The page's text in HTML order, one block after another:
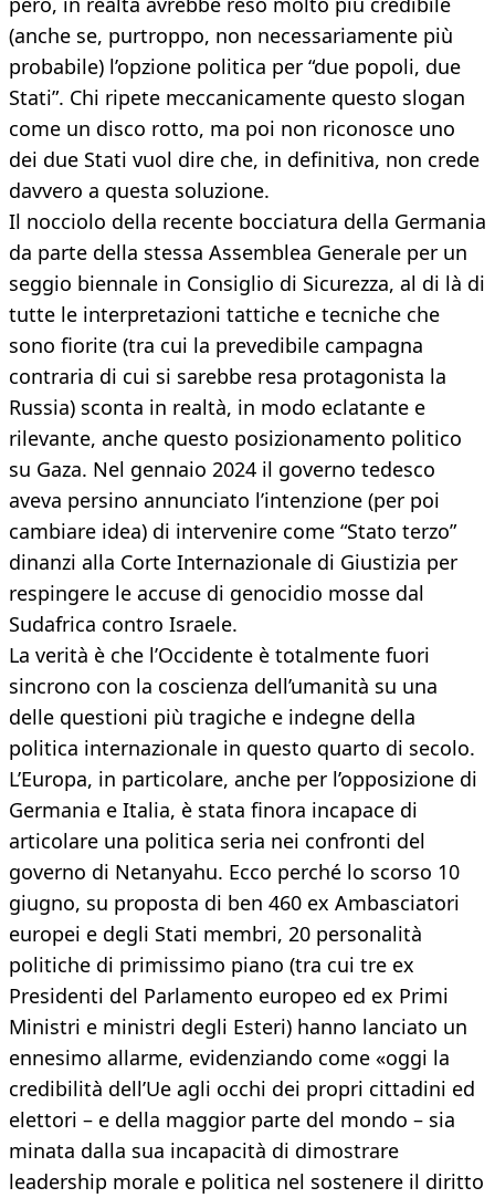
(anche se, purtroppo, non necessariamente più
probabile) l’opzione politica per “due popoli, due
Stati”. Chi ripete meccanicamente questo slogan
come un disco rotto, ma poi non riconosce uno
dei due Stati vuol dire che, in definitiva, non crede
davvero a questa soluzione.
Il nocciolo della recente bocciatura della Germania
da parte della stessa Assemblea Generale per un
seggio biennale in Consiglio di Sicurezza, al di là di
tutte le interpretazioni tattiche e tecniche che
sono fiorite (tra cui la prevedibile campagna
contraria di cui si sarebbe resa protagonista la
Russia) sconta in realtà, in modo eclatante e
rilevante, anche questo posizionamento politico
su Gaza. Nel gennaio 2024 il governo tedesco
aveva persino annunciato l’intenzione (per poi
cambiare idea) di intervenire come “Stato terzo”
dinanzi alla Corte Internazionale di Giustizia per
respingere le accuse di genocidio mosse dal
Sudafrica contro Israele.
La verità è che l’Occidente è totalmente fuori
sincrono con la coscienza dell’umanità su una
delle questioni più tragiche e indegne della
politica internazionale in questo quarto di secolo.
L’Europa, in particolare, anche per l’opposizione di
Germania e Italia, è stata finora incapace di
articolare una politica seria nei confronti del
governo di Netanyahu. Ecco perché lo scorso 10
giugno, su proposta di ben 460 ex Ambasciatori
europei e degli Stati membri, 20 personalità
politiche di primissimo piano (tra cui tre ex
Presidenti del Parlamento europeo ed ex Primi
Ministri e ministri degli Esteri) hanno lanciato un
ennesimo allarme, evidenziando come «oggi la
credibilità dell’Ue agli occhi dei propri cittadini ed
elettori – e della maggior parte del mondo – sia
minata dalla sua incapacità di dimostrare
leadership morale e politica nel sostenere il diritto